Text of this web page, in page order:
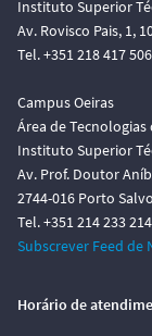
Instituto Superior
Av. Rovisco Pais, 1,
Tel. +351 218 417
Campus Oeiras
Área de
Instituto Superior
Av. Prof. Doutor
2744-016 Porto Salvo
Tel. +351 214 233
Subscrever Feed de
Horário de